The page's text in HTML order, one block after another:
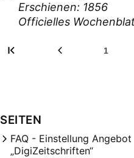
Erschienen: 1856
Officielles
1
SEITEN
FAQ - Einstellung Angebot
„DigiZeitschriften“